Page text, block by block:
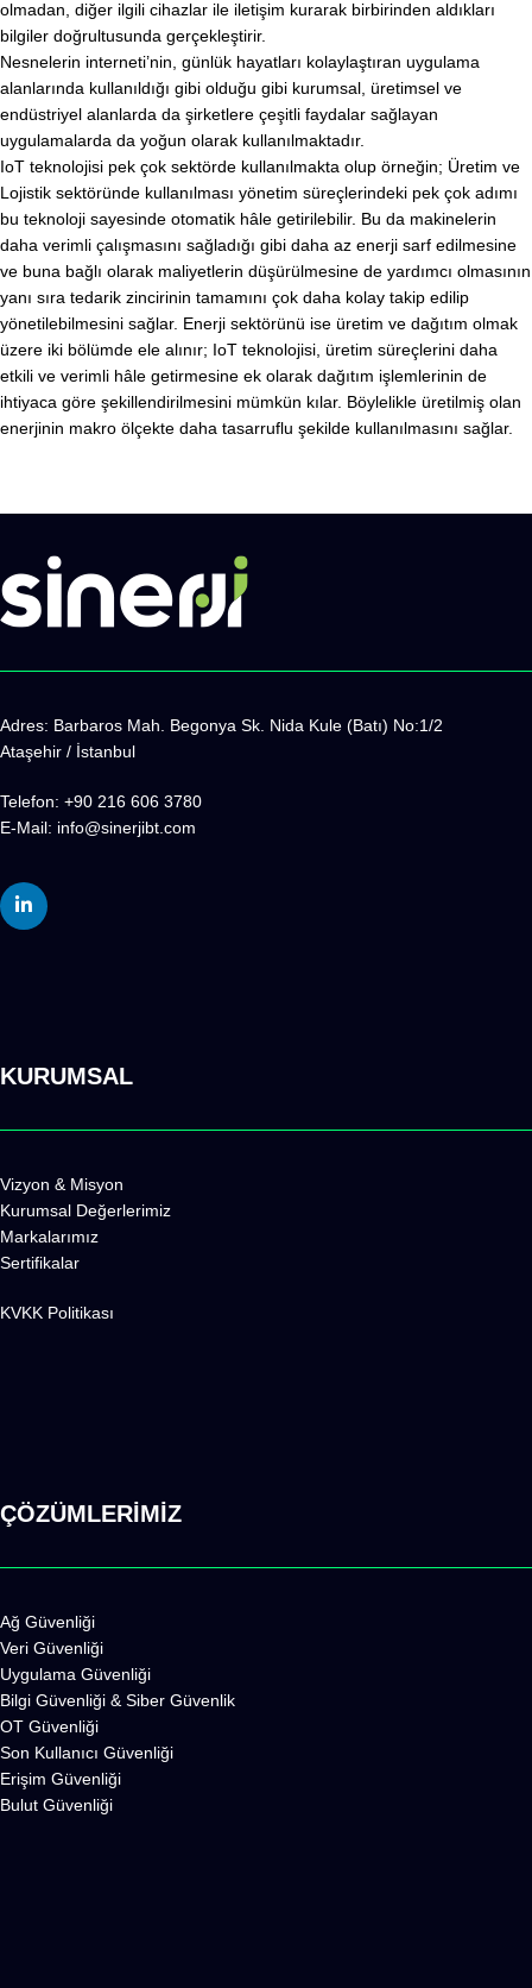
olmadan, diğer ilgili cihazlar ile iletişim kurarak birbirinden aldıkları
bilgiler doğrultusunda gerçekleştirir.
Nesnelerin interneti’nin, günlük hayatları kolaylaştıran uygulama
alanlarında kullanıldığı gibi olduğu gibi kurumsal, üretimsel ve
endüstriyel alanlarda da şirketlere çeşitli faydalar sağlayan
uygulamalarda da yoğun olarak kullanılmaktadır.
IoT teknolojisi pek çok sektörde kullanılmakta olup örneğin; Üretim ve
Lojistik sektöründe kullanılması yönetim süreçlerindeki pek çok adımı
bu teknoloji sayesinde otomatik hâle getirilebilir. Bu da makinelerin
daha verimli çalışmasını sağladığı gibi daha az enerji sarf edilmesine
ve buna bağlı olarak maliyetlerin düşürülmesine de yardımcı olmasının
yanı sıra tedarik zincirinin tamamını çok daha kolay takip edilip
yönetilebilmesini sağlar. Enerji sektörünü ise üretim ve dağıtım olmak
üzere iki bölümde ele alınır; IoT teknolojisi, üretim süreçlerini daha
etkili ve verimli hâle getirmesine ek olarak dağıtım işlemlerinin de
ihtiyaca göre şekillendirilmesini mümkün kılar. Böylelikle üretilmiş olan
enerjinin makro ölçekte daha tasarruflu şekilde kullanılmasını sağlar.
Adres: Barbaros Mah. Begonya Sk. Nida Kule (Batı) No:1/2
Ataşehir / İstanbul
Telefon: +90 216 606 3780
E-Mail: info@sinerjibt.com
KURUMSAL
Vizyon & Misyon
Kurumsal Değerlerimiz
Markalarımız
Sertifikalar
KVKK Politikası
ÇÖZÜMLERİMİZ
Ağ Güvenliği
Veri Güvenliği
Uygulama Güvenliği
Bilgi Güvenliği & Siber Güvenlik
OT Güvenliği
Son Kullanıcı Güvenliği
Erişim Güvenliği
Bulut Güvenliği